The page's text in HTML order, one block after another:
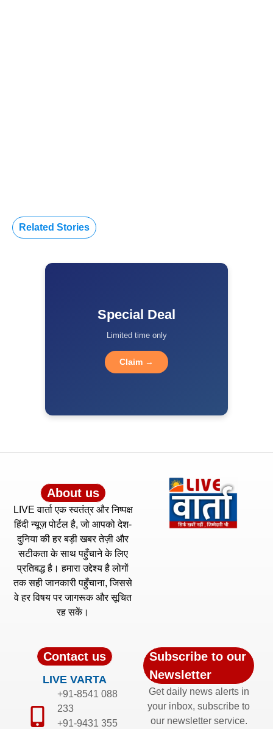
Related Stories
Special Deal
Limited time only
Claim →
About us
LIVE वार्ता एक स्वतंत्र और निष्पक्ष
हिंदी न्यूज़ पोर्टल है, जो आपको देश-
दुनिया की हर बड़ी खबर तेज़ी और
सटीकता के साथ पहुँचाने के लिए
प्रतिबद्ध है। हमारा उद्देश्य है लोगों
तक सही जानकारी पहुँचाना, जिससे
वे हर विषय पर जागरूक और सूचित
रह सकें।
Contact us
LIVE VARTA
+91-8541 088
233
+91-9431 355
Subscribe to our
Newsletter
Get daily news alerts in
your inbox, subscribe to
our newsletter service.